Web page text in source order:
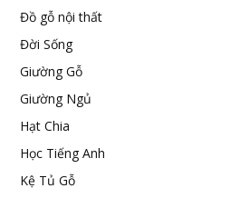
Đồ gỗ nội thất
Đời Sống
Giường Gỗ
Giường Ngủ
Hạt Chia
Học Tiếng Anh
Kệ Tủ Gỗ